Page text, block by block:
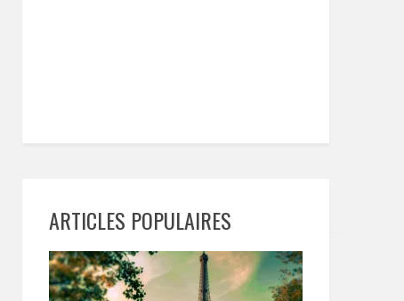
ARTICLES POPULAIRES